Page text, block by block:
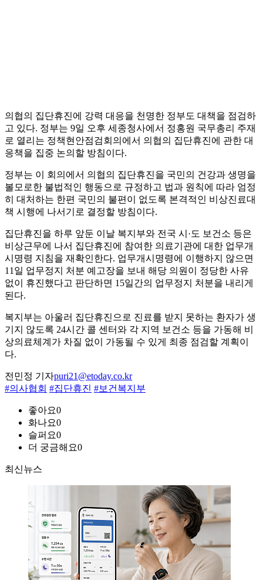
의협의 집단휴진에 강력 대응을 천명한 정부도 대책을 점검하
고 있다. 정부는 9일 오후 세종청사에서 정홍원 국무총리 주재
로 열리는 정책현안점검회의에서 의협의 집단휴진에 관한 대
응책을 집중 논의할 방침이다.
정부는 이 회의에서 의협의 집단휴진을 국민의 건강과 생명을
볼모로한 불법적인 행동으로 규정하고 법과 원칙에 따라 엄정
히 대처하는 한편 국민의 불편이 없도록 본격적인 비상진료대
책 시행에 나서기로 결정할 방침이다.
집단휴진을 하루 앞둔 이날 복지부와 전국 시·도 보건소 등은
비상근무에 나서 집단휴진에 참여한 의료기관에 대한 업무개
시명령 지침을 재확인한다. 업무개시명령에 이행하지 않으면
11일 업무정지 처분 예고장을 보내 해당 의원이 정당한 사유
없이 휴진했다고 판단하면 15일간의 업무정지 처분을 내리게
된다.
복지부는 아울러 집단휴진으로 진료를 받지 못하는 환자가 생
기지 않도록 24시간 콜 센터와 각 지역 보건소 등을 가동해 비
상의료체계가 차질 없이 가동될 수 있게 최종 점검할 계획이
다.
전민정 기자puri21@etoday.co.kr
#의사협회 #집단휴진 #보건복지부
좋아요0
화나요0
슬퍼요0
더 궁금해요0
최신뉴스